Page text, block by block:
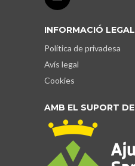
INFORMACIÓ LEGAL
Política de privadesa
Avís legal
Cookies
AMB EL SUPORT DE